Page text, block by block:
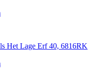
Het Lage Erf 40, 6816RK